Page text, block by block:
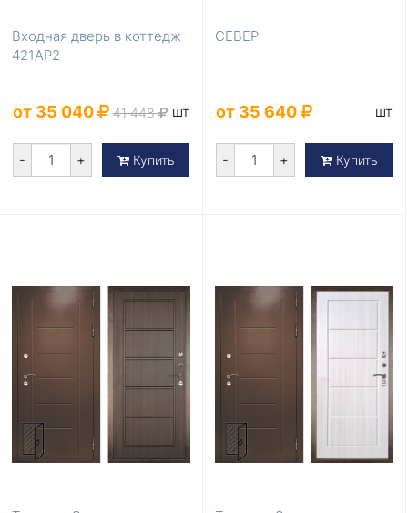
Входная дверь в коттедж
421АР2
от 35 040 41 448 шт
- + Купить
СЕВЕР
от 35 640 шт
- + Купить